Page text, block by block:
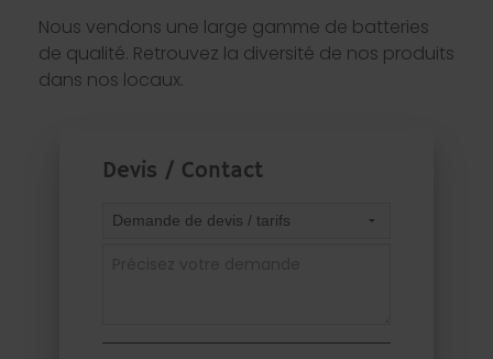
Nous vendons une large gamme de batteries
de qualité. Retrouvez la diversité de nos produits
dans nos locaux.
Devis / Contact